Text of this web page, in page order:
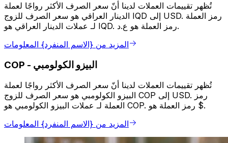
تُظهر تقييمات العملات لدينا أنّ سعر الصرف الأكثر رواجًا لعملة
الدينار العراقي هو سعر الصرف للزوج IQD إلى USD. رمز العملة
لـ عملات الدينار العراقي هو IQD. رمز العملة هو ع.د.
المزيد من {الاسم المنفرد} المعلومات
COP - البيزو الكولومبي
تُظهر تقييمات العملات لدينا أنّ سعر الصرف الأكثر رواجًا لعملة
البيزو الكولومبي هو سعر الصرف للزوج COP إلى USD. رمز
العملة لـ عملات البيزو الكولومبي هو COP. رمز العملة هو $.
المزيد من {الاسم المنفرد} المعلومات